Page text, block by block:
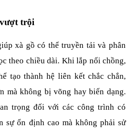
trội
xà gồ có thể truyền tải và phân
theo chiều dài. Khi lắp nối chồng,
tạo thành hệ liên kết chắc chắn,
mà không bị võng hay biến dạng.
trọng đối với các công trình có
sự ổn định cao mà không phải sử